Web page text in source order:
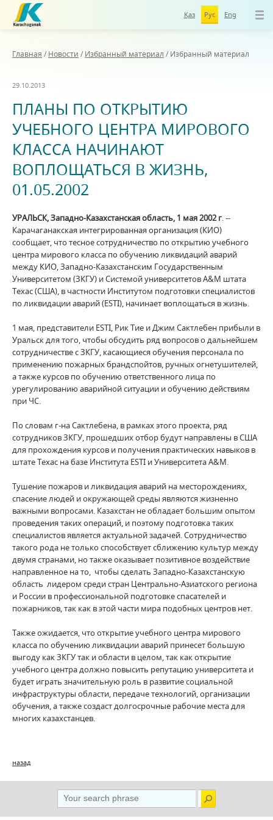
Қаз Рус Eng
Главная / Новости / Избранный материал / Избранный материал
29.10.2013
ПЛАНЫ ПО ОТКРЫТИЮ
УЧЕБНОГО ЦЕНТРА МИРОВОГО
КЛАССА НАЧИНАЮТ
ВОПЛОЩАТЬСЯ В ЖИЗНЬ,
01.05.2002
УРАЛЬСК, Западно-Казахстанская область, 1 мая 2002 г. --
Карачаганакская интегрированная организация (КИО)
сообщает, что тесное сотрудничество по открытию учебного
центра мирового класса по обучению ликвидаций аварий
между КИО, Западно-Казахстанским Государственным
Университетом (ЗКГУ) и Системой университетов A&M штата
Техас (США), в частности Институтом подготовки специалистов
по ликвидации аварий (ESTI), начинает воплощаться в жизнь.
1 мая, представители ESTI, Рик Тие и Джим Сактлебен прибыли в
Уральск для того, чтобы обсудить ряд вопросов о дальнейшем
сотрудничестве с ЗКГУ, касающиеся обучения персонала по
применению пожарных брандспойтов, ручных огнетушителей,
а также курсов по обучению ответственного лица по
урегулированию аварийной ситуации и обучению действиям
при ЧС.
По словам г-на Сактлебена, в рамках этого проекта, ряд
сотрудников ЗКГУ, прошедших отбор будут направлены в США
для прохождения курсов и получения практических навыков в
штате Техас на базе Института ЕSTI и Университета A&M.
Тушение пожаров и ликвидация аварий на месторождениях,
спасение людей и окружающей среды являются жизненно
важными вопросами. Казахстан не обладает большим опытом
проведения таких операций, и поэтому подготовка таких
специалистов является актуальной задачей. Сотрудничество
такого рода не только способствует сближению культур между
двумя странами, но также оказывает позитивное воздействие
направленное на то, чтобы сделать Западно-Казахстанскую
область лидером среди стран Центрально-Азиатского региона
и России в профессиональной подготовке спасателей и
пожарников, так как в этой части мира подобных центров нет.
Также ожидается, что открытие учебного центра мирового
класса по обучению ликвидации аварий принесет большую
выгоду как ЗКГУ так и области в целом, так как открытие
учебного центра должно повысить репутацию университета и
будет играть значительную роль в развитие социальной
инфраструктуры области, передаче технологий, организации
обучения, а также создаст долгосрочные рабочие места для
многих казахстанцев.
назад